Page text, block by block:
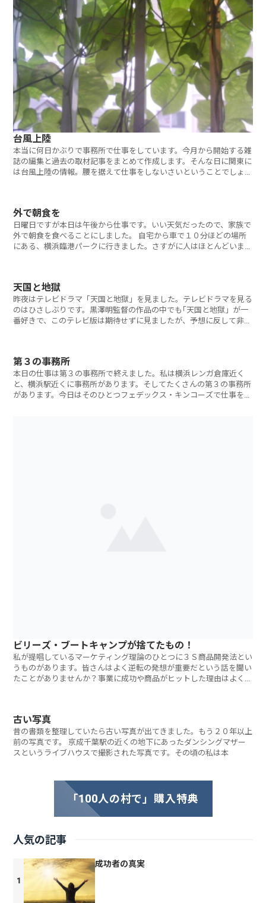
台風上陸
本当に何日かぶりで事務所で仕事をしています。今月から開始する雑
誌の編集と過去の取材記事をまとめて作成します。そんな日に関東に
は台風上陸の情報。腰を据えて仕事をしないさいということでしょう
外で朝食を
日曜日ですが本日は午後から仕事です。いい天気だったので、家族で
外で朝食を食べることにしました。 自宅から車で１０分ほどの場所
にある、横浜臨港パークに行きました。さすがに人はほとんどいませ
天国と地獄
昨夜はテレビドラマ「天国と地獄」を見ました。テレビドラマを見る
のはひさしぶりです。黒澤明監督の作品の中でも｢天国と地獄」が一
番好きで、このテレビ版は期待せずに見ましたが、予想に反して非常
第３の事務所
本日の仕事は第３の事務所で終えました。私は横浜レンガ倉庫近く
と、横浜駅近くに事務所があります。そしてたくさんの第３の事務所
があります。今日はそのひとつフェデックス・キンコーズで仕事をし
ビリーズ・ブートキャンプが捨てたもの！
私が提唱しているマーケティング理論のひとつに３Ｓ商品開発法とい
うものがあります。皆さんはよく逆転の発想が重要だという話を聞い
たことがありませんか？事業に成功や商品がヒットした理由はよくこ
古い写真
昔の書類を整理していたら古い写真が出てきました。もう２０年以上
前の写真です。 京成千葉駅の近くの地下にあったダンシングマザー
スというライブハウスで撮影された写真です。その頃の私は本
「100人の村で」購入特典
人気の記事
成功者の真実